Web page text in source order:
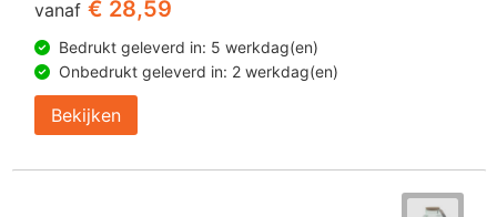
vanaf € 28,59
Bedrukt geleverd in: 5 werkdag(en)
Onbedrukt geleverd in: 2 werkdag(en)
Bekijken